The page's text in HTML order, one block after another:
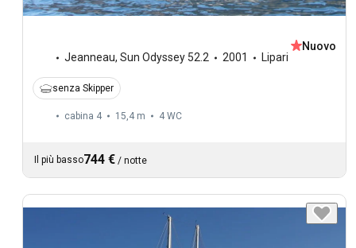
Jeanneau, Sun Odyssey 52.2 2001 Lipari
Nuovo
senza Skipper
cabina 4 15,4 m 4 WC
Il più basso744 € / notte